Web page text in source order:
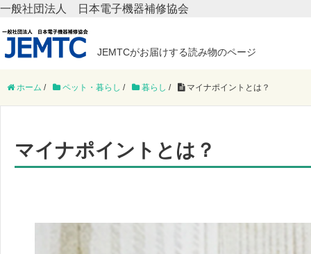
一般社団法人 日本電子機器補修協会
JEMTCがお届けする読み物のページ
ホーム / ペット・暮らし / 暮らし / マイナポイントとは？
マイナポイントとは？